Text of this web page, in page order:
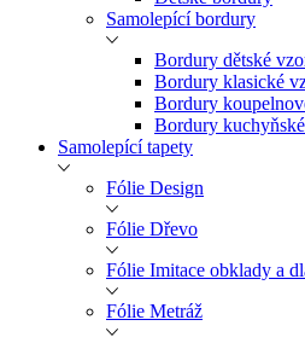
Samolepící bordury
Bordury dětské
Bordury klasické
Bordury
Bordury
Samolepící tapety
Fólie Design
Fólie Dřevo
Fólie Imitace obklady a
Fólie Metráž